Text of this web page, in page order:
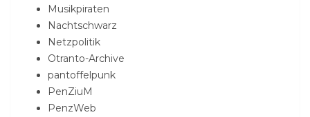
Musikpiraten
Nachtschwarz
Netzpolitik
Otranto-Archive
pantoffelpunk
PenZiuM
PenzWeb